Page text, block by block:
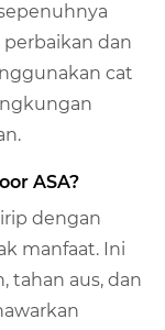
dan
cat
ASA?
dengan
manfaat. Ini
tahan aus, dan